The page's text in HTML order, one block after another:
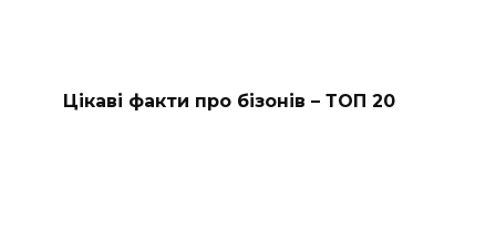
Цікаві факти про бізонів – ТОП 20